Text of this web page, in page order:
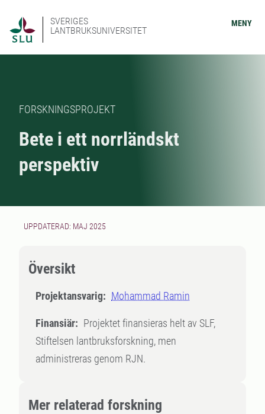
SVERIGES
LANTBRUKSUNIVERSITET
MENY
FORSKNINGSPROJEKT
Bete i ett norrländskt
perspektiv
UPPDATERAD: MAJ 2025
Översikt
Projektansvarig: Mohammad Ramin
Finansiär: Projektet finansieras helt av SLF,
Stiftelsen lantbruksforskning, men
administreras genom RJN.
Mer relaterad forskning